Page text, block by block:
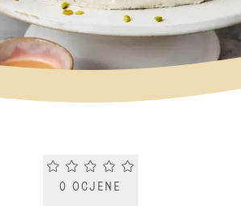
Current rating 0.0. Click to
0 OCJENE